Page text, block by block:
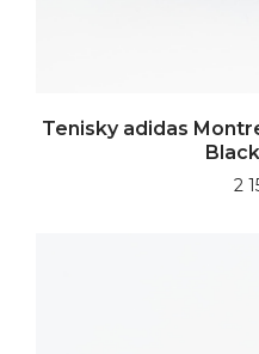
Tenisky adidas
2